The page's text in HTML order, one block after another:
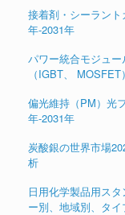
接着剤・シーラン
年-2031年
パワー統合モジュ
（IGBT、
偏光維持（PM）光
年-2031年
炭酸銀の世界市場
析
日用化学製品用ス
ー別、地域別、タ